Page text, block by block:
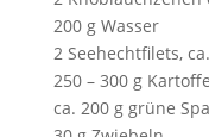
200 g Wasser
2 Seehechtfilets,
250 – 300 g
ca. 200 g grüne